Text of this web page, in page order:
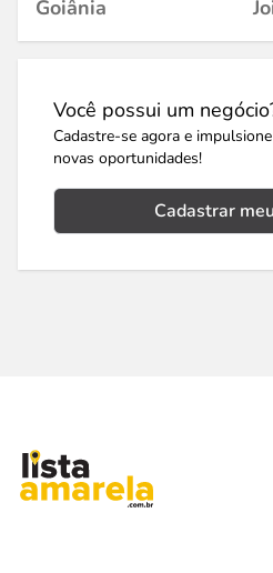
Goiânia
Você possui um
Cadastre-se agora e
novas oportunidades!
Cadastrar